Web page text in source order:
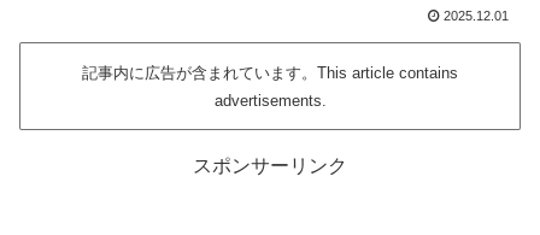
2025.12.01
記事内に広告が含まれています。This article contains
advertisements.
スポンサーリンク